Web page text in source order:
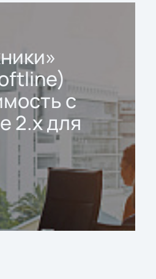
с
2.x для